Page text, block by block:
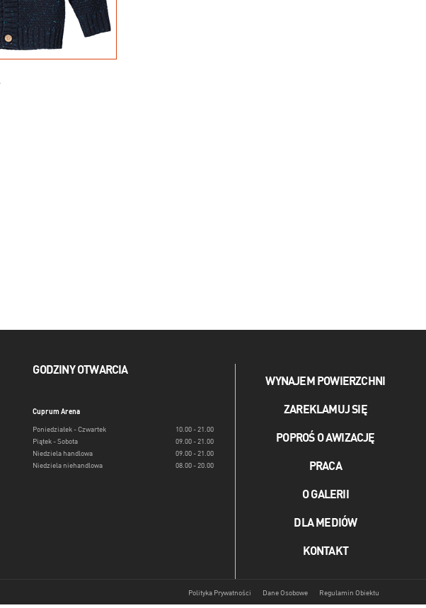
GODZINY OTWARCIA
Cuprum Arena
Poniedziałek - Czwartek
10.00 - 21.00
Piątek - Sobota
09.00 - 21.00
Niedziela handlowa
09.00 - 21.00
Niedziela niehandlowa
08.00 - 20.00
WYNAJEM POWIERZCHNI
ZAREKLAMUJ SIĘ
POPROŚ O AWIZACJĘ
PRACA
O GALERII
DLA MEDIÓW
KONTAKT
Polityka Prywatności Dane Osobowe Regulamin Obiektu